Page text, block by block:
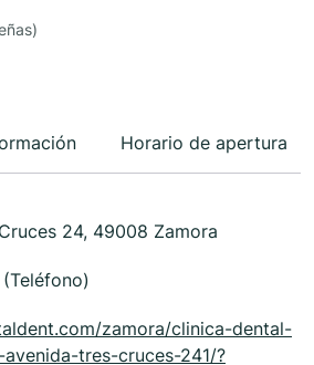
Horario de apertura
24, 49008 Zamora
(Teléfono)
zamora/clinica-dental-
tres-cruces-241/?